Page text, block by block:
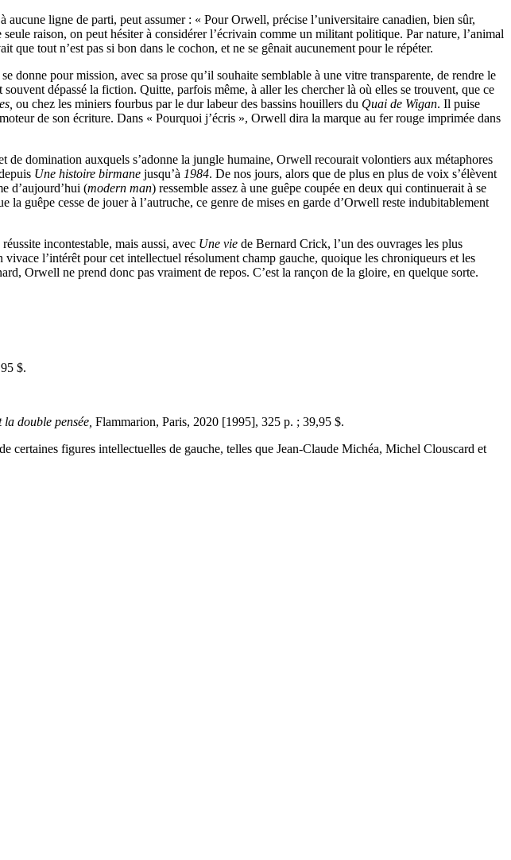
ligne de parti, peut assumer : « Pour Orwell, précise l’universitaire canadien, bien sûr,
raison, on peut hésiter à considérer l’écrivain comme un militant politique. Par nature, l’animal
tout n’est pas si bon dans le cochon, et ne se gênait aucunement pour le répéter.
donne pour mission, avec sa prose qu’il souhaite semblable à une vitre transparente, de rendre le
dépassé la fiction. Quitte, parfois même, à aller les chercher là où elles se trouvent, que ce
ou chez les miniers fourbus par le dur labeur des bassins houillers du Quai de Wigan. Il puise
de son écriture. Dans « Pourquoi j’écris », Orwell dira la marque au fer rouge imprimée dans
domination auxquels s’adonne la jungle humaine, Orwell recourait volontiers aux métaphores
Une histoire birmane jusqu’à 1984. De nos jours, alors que de plus en plus de voix s’élèvent
d’aujourd’hui (modern man) ressemble assez à une guêpe coupée en deux qui continuerait à se
guêpe cesse de jouer à l’autruche, ce genre de mises en garde d’Orwell reste indubitablement
incontestable, mais aussi, avec Une vie de Bernard Crick, l’un des ouvrages les plus
l’intérêt pour cet intellectuel résolument champ gauche, quoique les chroniqueurs et les
Orwell ne prend donc pas vraiment de repos. C’est la rançon de la gloire, en quelque sorte.
$.
double pensée, Flammarion, Paris, 2020 [1995], 325 p. ; 39,95 $.
certaines figures intellectuelles de gauche, telles que Jean-Claude Michéa, Michel Clouscard et